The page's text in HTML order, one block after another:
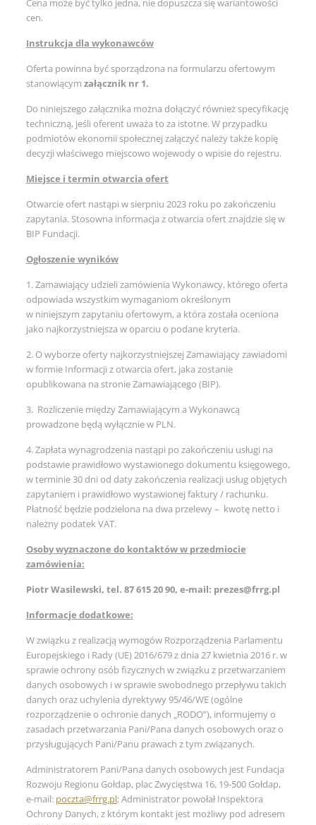
Cena może być tylko jedna, nie dopuszcza się wariantowości
cen.
Instrukcja dla wykonawców
Oferta powinna być sporządzona na formularzu ofertowym
stanowiącym załącznik nr 1.
Do niniejszego załącznika można dołączyć również specyfikację
techniczną, jeśli oferent uważa to za istotne. W przypadku
podmiotów ekonomii społecznej załączyć należy także kopię
decyzji właściwego miejscowo wojewody o wpisie do rejestru.
Miejsce i termin otwarcia ofert
Otwarcie ofert nastąpi w sierpniu 2023 roku po zakończeniu
zapytania. Stosowna informacja z otwarcia ofert znajdzie się w
BIP Fundacji.
Ogłoszenie wyników
1. Zamawiający udzieli zamówienia Wykonawcy, którego oferta
odpowiada wszystkim wymaganiom określonym
w niniejszym zapytaniu ofertowym, a która została oceniona
jako najkorzystniejsza w oparciu o podane kryteria.
2. O wyborze oferty najkorzystniejszej Zamawiający zawiadomi
w formie Informacji z otwarcia ofert, jaka zostanie
opublikowana na stronie Zamawiającego (BIP).
3. Rozliczenie między Zamawiającym a Wykonawcą
prowadzone będą wyłącznie w PLN.
4. Zapłata wynagrodzenia nastąpi po zakończeniu usługi na
podstawie prawidłowo wystawionego dokumentu księgowego,
w terminie 30 dni od daty zakończenia realizacji usług objętych
zapytaniem i prawidłowo wystawionej faktury / rachunku.
Płatność będzie podzielona na dwa przelewy – kwotę netto i
należny podatek VAT.
Osoby wyznaczone do kontaktów w przedmiocie
zamówienia:
Piotr Wasilewski, tel. 87 615 20 90, e-mail: prezes@frrg.pl
Informacje dodatkowe:
W związku z realizacją wymogów Rozporządzenia Parlamentu
Europejskiego i Rady (UE) 2016/679 z dnia 27 kwietnia 2016 r. w
sprawie ochrony osób fizycznych w związku z przetwarzaniem
danych osobowych i w sprawie swobodnego przepływu takich
danych oraz uchylenia dyrektywy 95/46/WE (ogólne
rozporządzenie o ochronie danych „RODO”), informujemy o
zasadach przetwarzania Pani/Pana danych osobowych oraz o
przysługujących Pani/Panu prawach z tym związanych.
Administratorem Pani/Pana danych osobowych jest Fundacja
Rozwoju Regionu Gołdap, plac Zwycięstwa 16, 19-500 Gołdap,
e-mail: poczta@frrg.pl; Administrator powołał Inspektora
Ochrony Danych, z którym kontakt jest możliwy pod adresem